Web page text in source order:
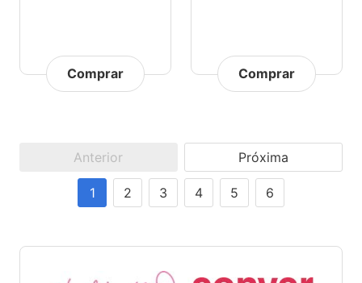
Comprar Comprar
Anterior Próxima
1 2 3 4 5 6